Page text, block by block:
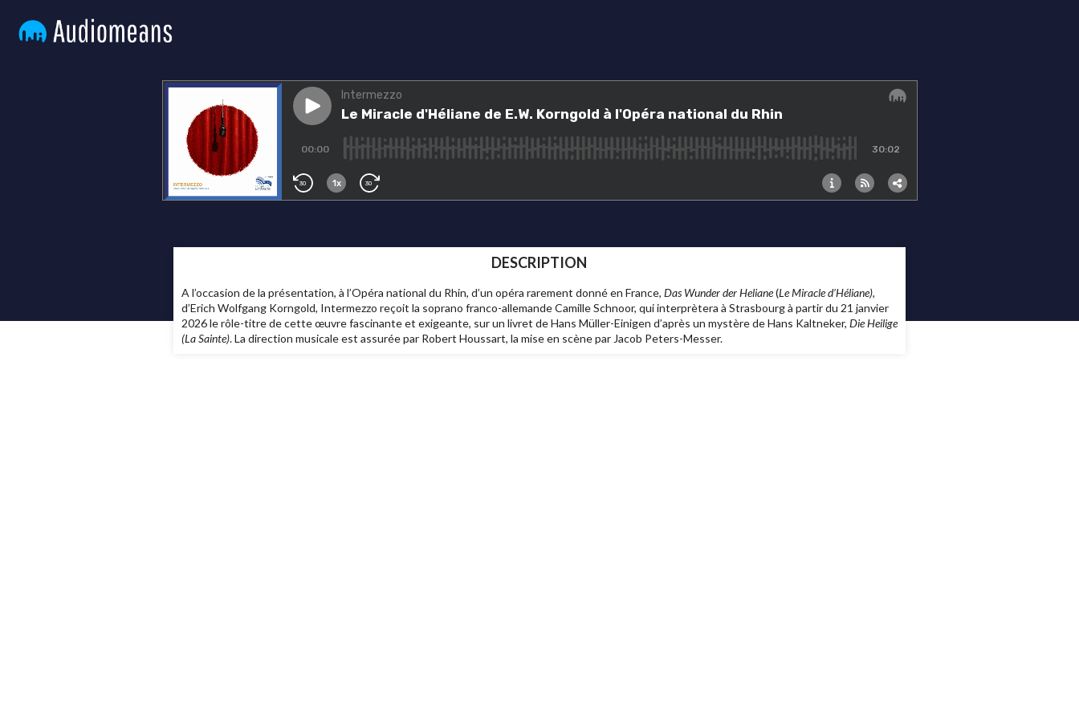
DESCRIPTION
A l’occasion de la présentation, à l’Opéra national du Rhin, d’un opéra rarement donné en France, Das Wunder der Heliane(Le Miracle d’Héliane),
d’Erich Wolfgang Korngold, Intermezzo reçoit la soprano franco-allemande Camille Schnoor, qui interprètera à Strasbourg à partir du 21 janvier
2026 le rôle-titre de cette œuvre fascinante et exigeante, sur un livret de Hans Müller-Einigen d’après un mystère de Hans Kaltneker, Die Heilige
(La Sainte). La direction musicale est assurée par Robert Houssart, la mise en scène par Jacob Peters-Messer.